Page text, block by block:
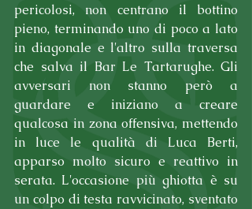
pericolosi, non centrano il bottino
pieno, terminando uno di poco a lato
in diagonale e l'altro sulla traversa
che salva il Bar Le Tartarughe. Gli
avversari non stanno però a
guardare e iniziano a creare
qualcosa in zona offensiva, mettendo
in luce le qualità di Luca Berti,
apparso molto sicuro e reattivo in
serata. L'occasione più ghiotta è su
un colpo di testa ravvicinato, sventato